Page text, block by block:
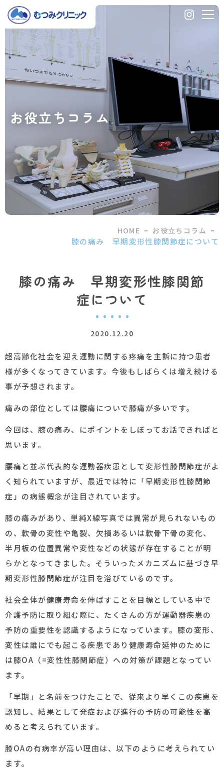
膝
の
み
期
変
い
お役立ちコラム
HOME お役立ちコラム
膝の痛み 早期変形性膝関節症について
膝の痛み 早期変形性膝関節
症について
2020.12.20
超高齢化社会を迎え運動に関する疼痛を主訴に持つ患者
様が多くなってきています。今後もしばらくは増え続ける
事が予想されます。
痛みの部位としては腰痛についで膝痛が多いです。
今回は、膝の痛み、にポイントをしぼってお話できればと
思います。
腰痛と並ぶ代表的な運動器疾患として変形性膝関節症がよ
く知られていますが、最近では特に「早期変形性膝関節
症」の病態概念が注目されています。
膝の痛みがあり、単純X線写真では異常が見られないもの
の、軟骨の変性や亀裂、欠損あるいは軟骨下骨の変化、
半月板の位置異常や変性などの状態が存在することが明
らかとなってきました。そういったメカニズムに基づき早
期変形性膝関節症が注目を浴びているのです。
社会全体が健康寿命を伸ばすことを目標としている中で
介護予防に取り組む際に、たくさんの方が運動器疾患の
予防の重要性を認識するようになっています。膝の変形、
変性は誰にでも起こる疾患であり健康寿命延伸のために
は膝OA（=変性性膝関節症）への対策が課題となってい
ます。
「早期」と名前をつけたことで、従来より早くこの疾患を
認知し、結果として発症および進行の予防の可能性を高
めると考えられています。
膝OAの有病率が高い理由は、以下のように考えられてい
ます。